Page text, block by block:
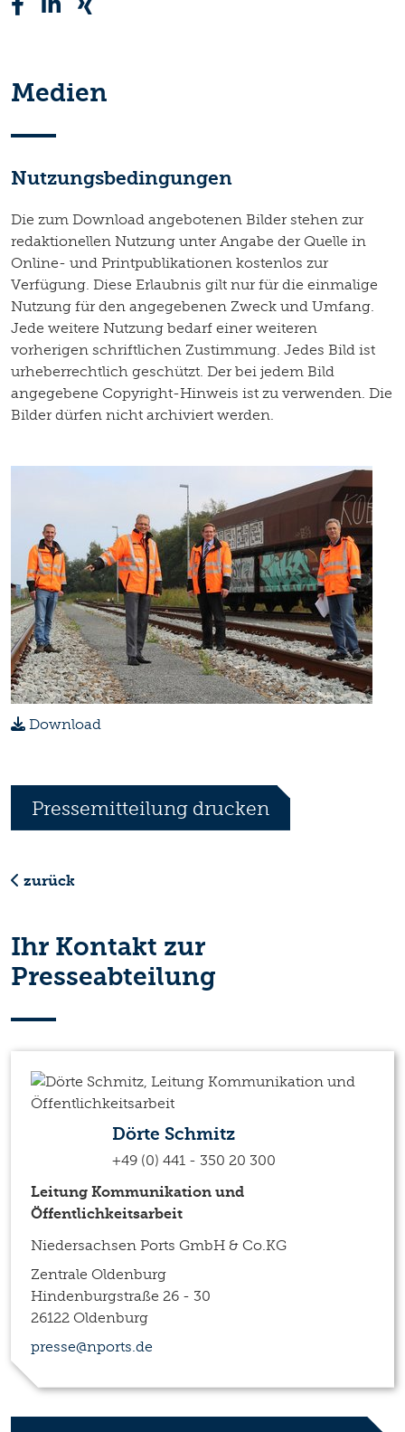
Medien
Nutzungsbedingungen
Die zum Download angebotenen Bilder stehen zur
redaktionellen Nutzung unter Angabe der Quelle in
Online- und Printpublikationen kostenlos zur
Verfügung. Diese Erlaubnis gilt nur für die einmalige
Nutzung für den angegebenen Zweck und Umfang.
Jede weitere Nutzung bedarf einer weiteren
vorherigen schriftlichen Zustimmung. Jedes Bild ist
urheberrechtlich geschützt. Der bei jedem Bild
angegebene Copyright-Hinweis ist zu verwenden. Die
Bilder dürfen nicht archiviert werden.
Download
Pressemitteilung drucken
zurück
Ihr Kontakt zur
Presseabteilung
Dörte Schmitz
+49 (0) 441 - 350 20 300
Leitung Kommunikation und
Öffentlichkeitsarbeit
Niedersachsen Ports GmbH & Co.KG
Zentrale Oldenburg
Hindenburgstraße 26 - 30
26122 Oldenburg
presse@nports.de